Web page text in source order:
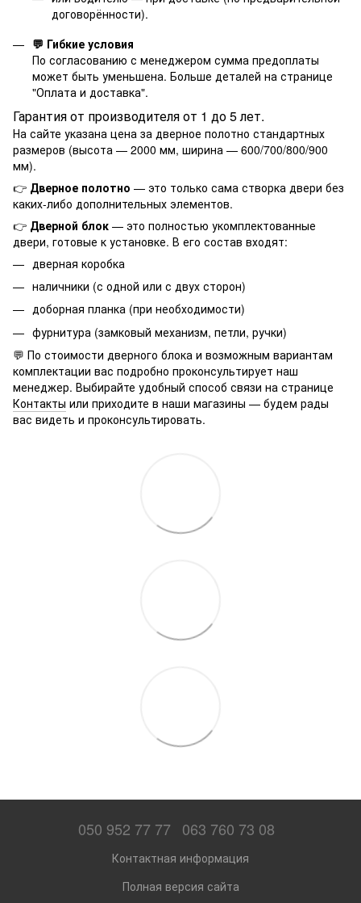
договорённости).
💬 Гибкие условия
По согласованию с менеджером сумма предоплаты
может быть уменьшена. Больше деталей на странице
"Оплата и доставка".
Гарантия от производителя от 1 до 5 лет.
На сайте указана цена за дверное полотно стандартных
размеров (высота — 2000 мм, ширина — 600/700/800/900
мм).
👉 Дверное полотно — это только сама створка двери без
каких-либо дополнительных элементов.
👉 Дверной блок — это полностью укомплектованные
двери, готовые к установке. В его состав входят:
дверная коробка
наличники (с одной или с двух сторон)
доборная планка (при необходимости)
фурнитура (замковый механизм, петли, ручки)
💬 По стоимости дверного блока и возможным вариантам
комплектации вас подробно проконсультирует наш
менеджер. Выбирайте удобный способ связи на странице
Контакты или приходите в наши магазины — будем рады
вас видеть и проконсультировать.
050 952 77 77 063 760 73 08
Контактная информация
Полная версия сайта